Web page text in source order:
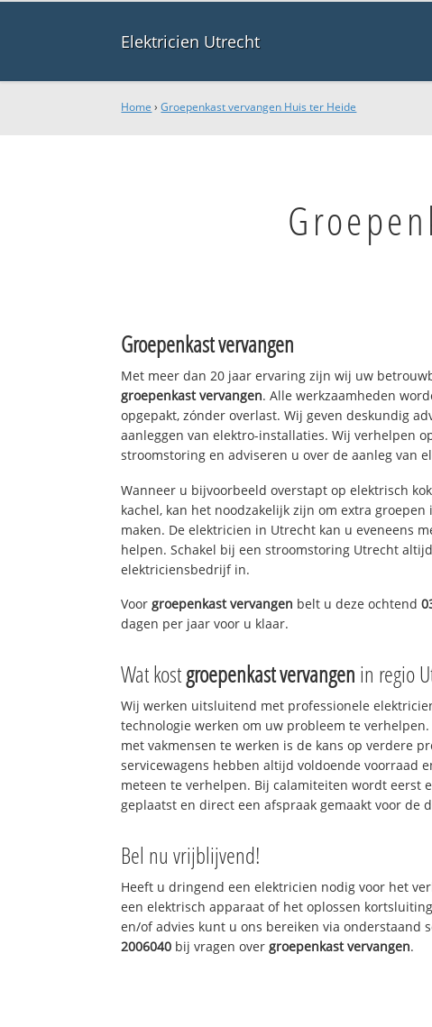
Elektricien Utrecht
Home ›Groepenkast vervangen Huis ter Heide
Groepenkast vervangen
Met meer dan 20 jaar ervaring zijn wij uw
groepenkast vervangen. Alle werkzaamheden
opgepakt, zónder overlast. Wij geven deskundig
aanleggen van elektro-installaties. Wij verhelpen
stroomstoring en adviseren u over de aanleg van
Wanneer u bijvoorbeeld overstapt op elektrisch
kachel, kan het noodzakelijk zijn om extra
maken. De elektricien in Utrecht kan u eveneens
helpen. Schakel bij een stroomstoring Utrecht
elektriciensbedrijf in.
Voorgroepenkast vervangen belt u deze ochtend
dagen per jaar voor u klaar.
Wat kostgroepenkast vervangen in regio
Wij werken uitsluitend met professionele
technologie werken om uw probleem te
met vakmensen te werken is de kans op verdere
servicewagens hebben altijd voldoende voorraad
meteen te verhelpen. Bij calamiteiten wordt eerst
geplaatst en direct een afspraak gemaakt voor de
Bel nu vrijblijvend!
Heeft u dringend een elektricien nodig voor het
een elektrisch apparaat of het oplossen
en/of advies kunt u ons bereiken via onderstaand
2006040 bij vragen overgroepenkast vervangen.